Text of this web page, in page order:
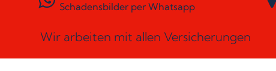
Schadensbilder per Whatsapp
Wir arbeiten mit allen Versicherungen